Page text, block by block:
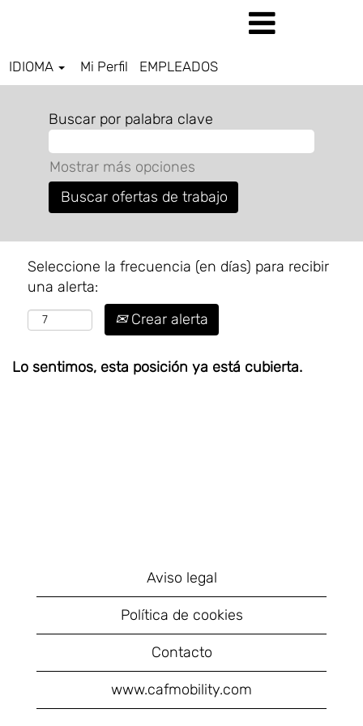
IDIOMA Mi Perfil EMPLEADOS
Buscar por palabra clave
Mostrar más opciones
Seleccione la frecuencia (en días) para recibir
una alerta:
Crear alerta
Lo sentimos, esta posición ya está cubierta.
Aviso legal
Política de cookies
Contacto
www.cafmobility.com